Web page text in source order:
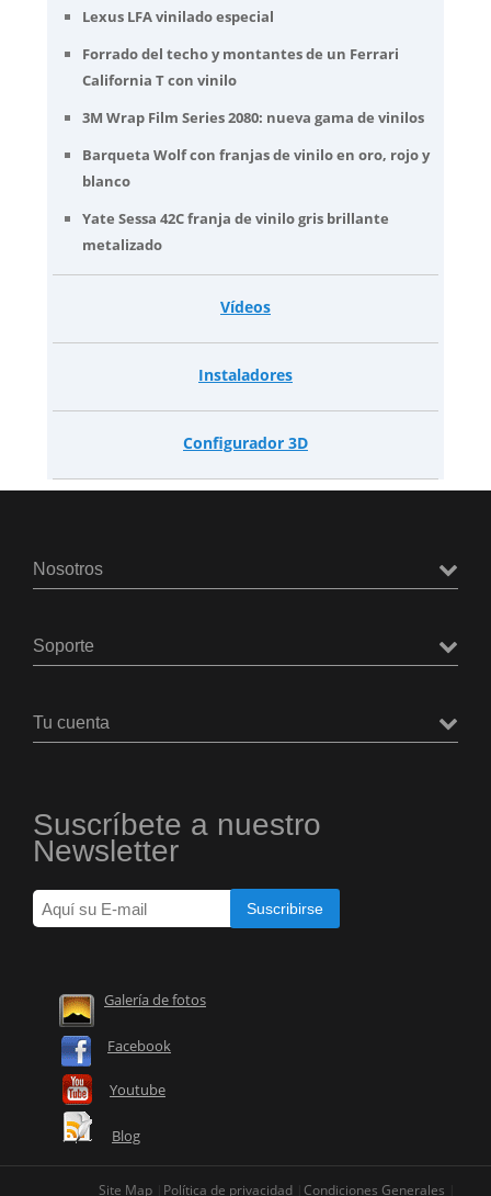
Lexus LFA vinilado especial
Forrado del techo y montantes de un Ferrari
California T con vinilo
3M Wrap Film Series 2080: nueva gama de vinilos
Barqueta Wolf con franjas de vinilo en oro, rojo y
blanco
Yate Sessa 42C franja de vinilo gris brillante
metalizado
Vídeos
Instaladores
Configurador 3D
Nosotros
Soporte
Tu cuenta
Suscríbete a nuestro
Newsletter
Galería de fotos
Facebook
Youtube
Blog
Site Map Política de privacidad Condiciones Generales